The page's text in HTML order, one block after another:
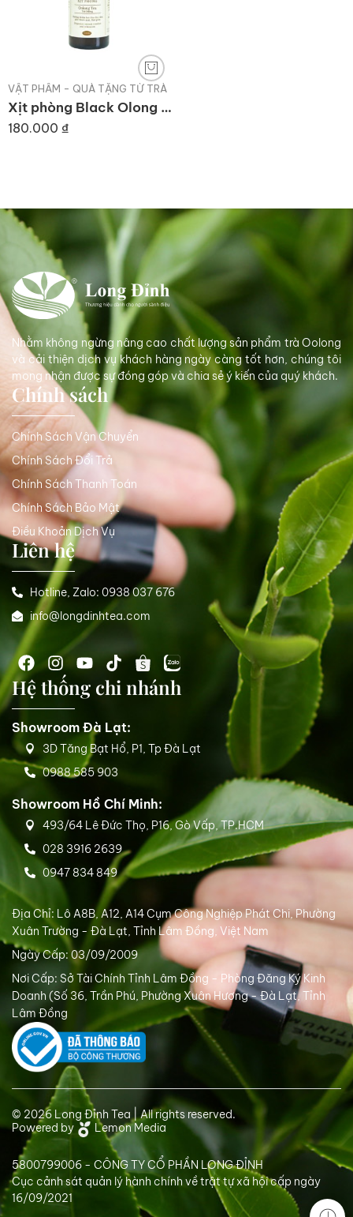
VẬT PHẨM - QUÀ TẶNG TỪ TRÀ
Xịt phòng Black Olong (100ml)
180.000 ₫
Nhằm không ngừng nâng cao chất lượng sản phẩm trà Oolong
và cải thiện dịch vụ khách hàng ngày càng tốt hơn, chúng tôi
mong nhận được sự đóng góp và chia sẻ ý kiến của quý khách.
Chính sách
Chính Sách Vận Chuyển
Chính Sách Đổi Trả
Chính Sách Thanh Toán
Chính Sách Bảo Mật
Điều Khoản Dịch Vụ
Liên hệ
Hotline, Zalo: 0938 037 676
info@longdinhtea.com
Hệ thống chi nhánh
Showroom Đà Lạt:
3D Tăng Bạt Hổ, P1, Tp Đà Lạt
0988 585 903
Showroom Hồ Chí Minh:
493/64 Lê Đức Thọ, P16, Gò Vấp, TP.HCM
028 3916 2639
0947 834 849
Địa Chỉ: Lô A8B, A12, A14 Cụm Công Nghiệp Phát Chi, Phường
Xuân Trường - Đà Lạt, Tỉnh Lâm Đồng, Việt Nam
Ngày Cấp: 03/09/2009
Nơi Cấp: Sở Tài Chính Tỉnh Lâm Đồng - Phòng Đăng Ký Kinh
Doanh (Số 36, Trần Phú, Phường Xuân Hương - Đà Lạt, Tỉnh
Lâm Đồng
© 2026 Long Đỉnh Tea | All rights reserved.
Powered by
Lemon Media
5800799006 - CÔNG TY CỔ PHẦN LONG ĐỈNH
Cục cảnh sát quản lý hành chính về trật tự xã hội cấp ngày
16/09/2021